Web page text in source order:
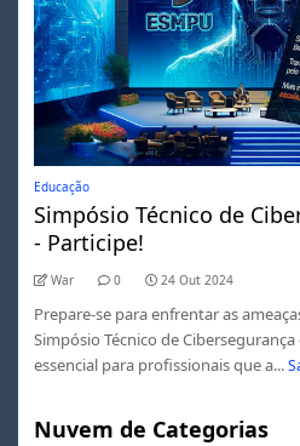
Educação
Simpósio Técnico de
- Participe!
War 0 24 Out 2024
Prepare-se para enfrentar as
Simpósio Técnico de
essencial para profissionais que a...
Nuvem de Categorias